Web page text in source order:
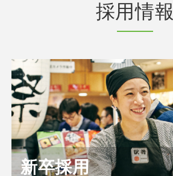
採用情報
新卒採用